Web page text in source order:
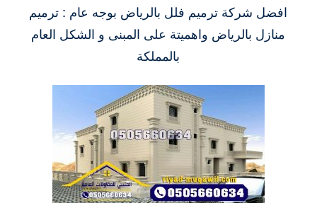
افضل شركة ترميم فلل بالرياض بوجه عام : ترميم
منازل بالرياض واهميتة على المبنى و الشكل العام
بالمملكة